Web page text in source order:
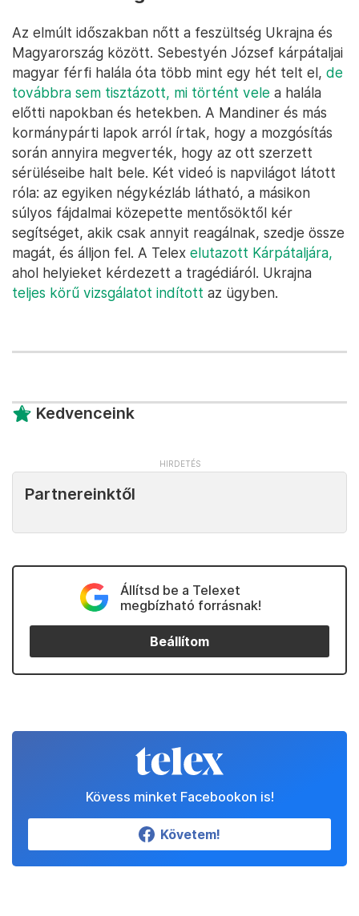
Az elmúlt időszakban nőtt a feszültség Ukrajna és
Magyarország között. Sebestyén József kárpátaljai
magyar férfi halála óta több mint egy hét telt el, de
továbbra sem tisztázott, mi történt vele a halála
előtti napokban és hetekben. A Mandiner és más
kormánypárti lapok arról írtak, hogy a mozgósítás
során annyira megverték, hogy az ott szerzett
sérüléseibe halt bele. Két videó is napvilágot látott
róla: az egyiken négykézláb látható, a másikon
súlyos fájdalmai közepette mentősöktől kér
segítséget, akik csak annyit reagálnak, szedje össze
magát, és álljon fel. A Telex elutazott Kárpátaljára,
ahol helyieket kérdezett a tragédiáról. Ukrajna
teljes körű vizsgálatot indított az ügyben.
Kedvenceink
Partnereinktől
Állítsd be a Telexet
megbízható forrásnak!
Beállítom
Kövess minket Facebookon is!
Követem!